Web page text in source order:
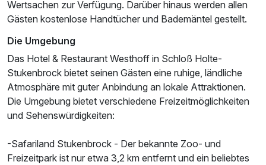
Wertsachen zur Verfügung. Darüber hinaus werden allen
Gästen kostenlose Handtücher und Bademäntel gestellt.
Die Umgebung
Das Hotel & Restaurant Westhoff in Schloß Holte-
Stukenbrock bietet seinen Gästen eine ruhige, ländliche
Atmosphäre mit guter Anbindung an lokale Attraktionen.
Die Umgebung bietet verschiedene Freizeitmöglichkeiten
und Sehenswürdigkeiten:
-Safariland Stukenbrock - Der bekannte Zoo- und
Freizeitpark ist nur etwa 3,2 km entfernt und ein beliebtes